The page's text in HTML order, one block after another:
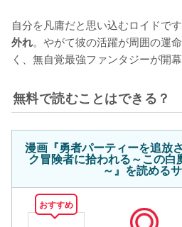
自分を凡庸だと思い込むロイドです
外れ。やがて彼の活躍が周囲の運
く、無自覚最強ファンタジーが開幕
無料で読むことはできる？
漫画『勇者パーティーを追放
ク冒険者に拾われる～この白
～』を読める
おすすめ